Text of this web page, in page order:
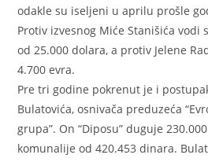
odakle su iseljeni u aprilu prošle
Protiv izvesnog Miće Stanišića vodi
od 25.000 dolara, a protiv Jelene
4.700 evra.
Pre tri godine pokrenut je i
Bulatovića, osnivača preduzeća
grupa”. On “Diposu” duguje
komunalije od 420.453 dinara.